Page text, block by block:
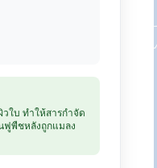
ใบ ทำให้สารกำจัด
ฟูพืชหลังถูกแมลง